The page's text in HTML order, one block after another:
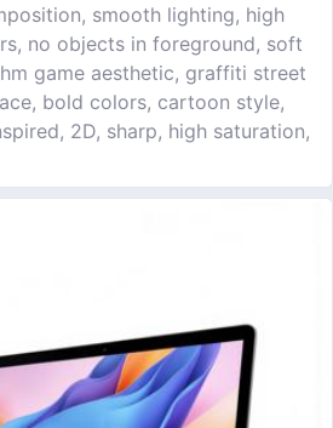
smooth lighting, high
no objects in foreground, soft
game aesthetic, graffiti street
bold colors, cartoon style,
2D, sharp, high saturation,